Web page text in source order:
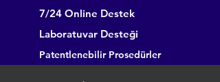
7/24 Online Destek
Laboratuvar Desteği
Patentlenebilir Prosedürler